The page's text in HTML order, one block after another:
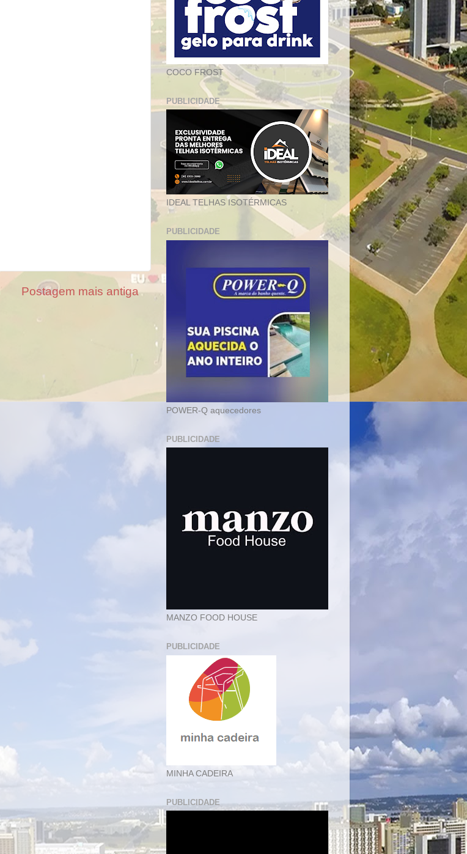
Postagem mais antiga
COCO FROST
PUBLICIDADE
IDEAL TELHAS ISOTÉRMICAS
PUBLICIDADE
POWER-Q aquecedores
PUBLICIDADE
MANZO FOOD HOUSE
PUBLICIDADE
MINHA CADEIRA
PUBLICIDADE